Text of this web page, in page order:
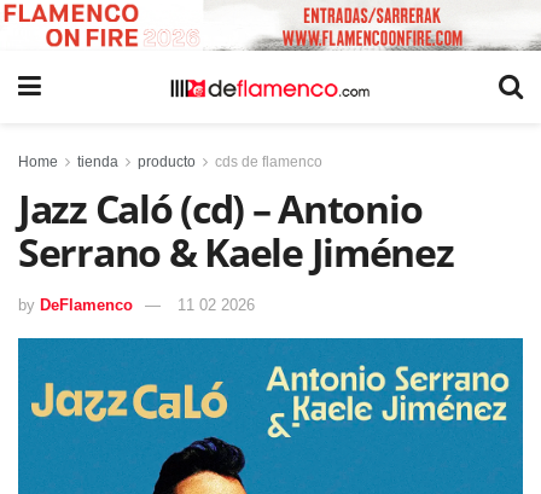
Home tienda producto cds de flamenco
Jazz Caló (cd) – Antonio
Serrano & Kaele Jiménez
by DeFlamenco 11 02 2026